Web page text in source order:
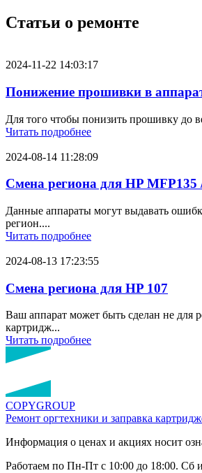
Статьи о ремонте
2024-11-22 14:03:17
Понижение прошивки в
Для того чтобы понизить прошивку до
Читать подробнее
2024-08-14 11:28:09
Смена региона для HP
Данные аппараты могут выдавать
регион....
Читать подробнее
2024-08-13 17:23:55
Смена региона для HP 107
Ваш аппарат может быть сделан не для
картридж...
Читать подробнее
COPYGROUP
Ремонт оргтехники и заправка
Информация о ценах и акциях носит
Работаем по Пн-Пт с 10:00 до 18:00. Сб